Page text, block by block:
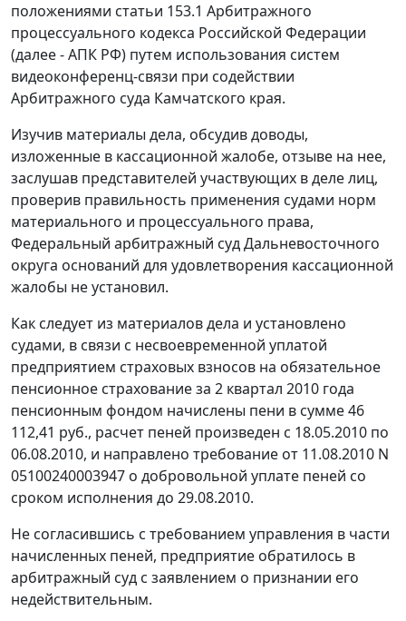
положениями статьи 153.1 Арбитражного
процессуального кодекса Российской Федерации
(далее - АПК РФ) путем использования систем
видеоконференц-связи при содействии
Арбитражного суда Камчатского края.
Изучив материалы дела, обсудив доводы,
изложенные в кассационной жалобе, отзыве на нее,
заслушав представителей участвующих в деле лиц,
проверив правильность применения судами норм
материального и процессуального права,
Федеральный арбитражный суд Дальневосточного
округа оснований для удовлетворения кассационной
жалобы не установил.
Как следует из материалов дела и установлено
судами, в связи с несвоевременной уплатой
предприятием страховых взносов на обязательное
пенсионное страхование за 2 квартал 2010 года
пенсионным фондом начислены пени в сумме 46
112,41 руб., расчет пеней произведен с 18.05.2010 по
06.08.2010, и направлено требование от 11.08.2010 N
05100240003947 о добровольной уплате пеней со
сроком исполнения до 29.08.2010.
Не согласившись с требованием управления в части
начисленных пеней, предприятие обратилось в
арбитражный суд с заявлением о признании его
недействительным.